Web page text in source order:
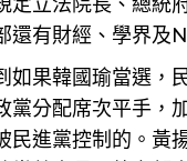
還有財經、學界及
如果韓國瑜當選，
黨分配席次平手，
民進黨控制的。黃